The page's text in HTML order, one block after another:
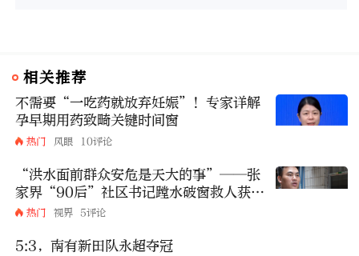
相关推荐
不需要“一吃药就放弃妊娠”！专家详解
孕早期用药致畸关键时间窗
热门 风眼 10评论
“洪水面前群众安危是天大的事”——张
家界“90后”社区书记蹚水破窗救人获全
网点赞
热门 视界 5评论
5:3，南有新田队永超夺冠